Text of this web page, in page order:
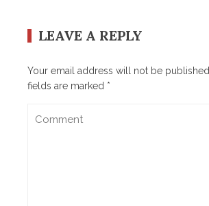
LEAVE A REPLY
Your email address will not be published.
fields are marked *